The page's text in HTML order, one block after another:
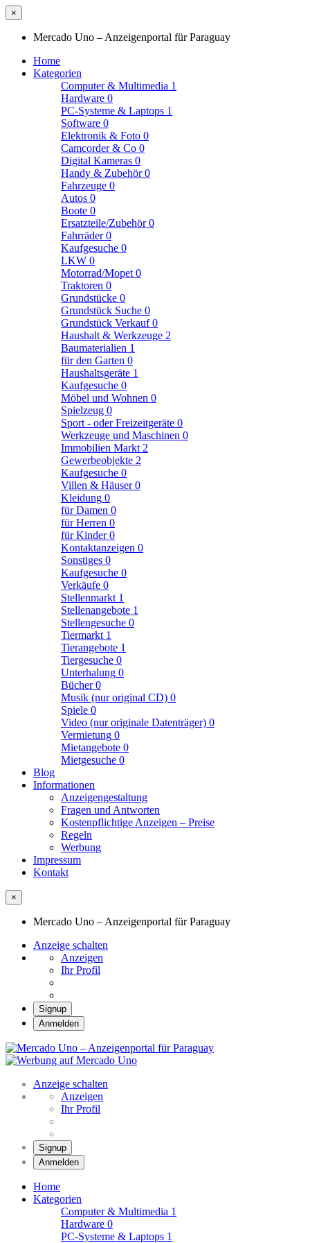
×
Mercado Uno – Anzeigenportal für Paraguay
Home
Kategorien
Computer & Multimedia 1
Hardware 0
PC-Systeme & Laptops 1
Software 0
Elektronik & Foto 0
Camcorder & Co 0
Digital Kameras 0
Handy & Zubehör0
Fahrzeuge 0
Autos 0
Boote 0
Ersatzteile/Zubehör0
Fahrräder0
Kaufgesuche 0
LKW 0
Motorrad/Mopet 0
Traktoren 0
Grundstücke 0
Grundstück Suche 0
Grundstück Verkauf0
Haushalt & Werkzeuge 2
Baumaterialien 1
für den Garten 0
Haushaltsgeräte 1
Kaufgesuche 0
Möbel und Wohnen 0
Spielzeug 0
Sport - oder Freizeitgeräte 0
Werkzeuge und Maschinen 0
Immobilien Markt 2
Gewerbeobjekte 2
Kaufgesuche 0
Villen & Häuser0
Kleidung 0
für Damen 0
für Herren 0
für Kinder0
Kontaktanzeigen 0
Sonstiges 0
Kaufgesuche 0
Verkäufe 0
Stellenmarkt 1
Stellenangebote 1
Stellengesuche 0
Tiermarkt 1
Tierangebote 1
Tiergesuche 0
Unterhalung 0
Bücher0
Musik (nur original CD) 0
Spiele 0
Video (nur originale Datenträger) 0
Vermietung 0
Mietangebote 0
Mietgesuche 0
Blog
Informationen
Anzeigengestaltung
Fragen und Antworten
Kostenpflichtige Anzeigen – Preise
Regeln
Werbung
Impressum
Kontakt
×
Mercado Uno – Anzeigenportal für Paraguay
Anzeige schalten
Anzeigen
Ihr Profil
Signup
Anmelden
Anzeige schalten
Anzeigen
Ihr Profil
Signup
Anmelden
Home
Kategorien
Computer & Multimedia 1
Hardware 0
PC-Systeme & Laptops 1